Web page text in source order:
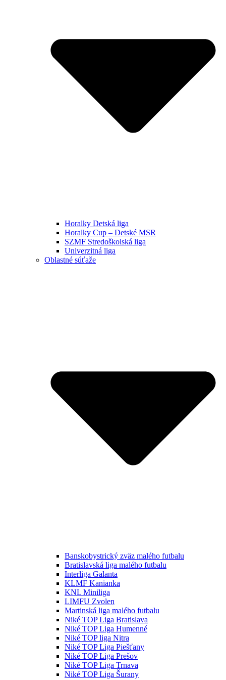
Horalky Detská liga
Horalky Cup – Detské MSR
SZMF Stredoškolská liga
Univerzitná liga
Oblastné súťaže
Banskobystrický zväz malého futbalu
Bratislavská liga malého futbalu
Interliga Galanta
KLMF Kanianka
KNL Miniliga
LIMFU Zvolen
Martinská liga malého futbalu
Niké TOP Liga Bratislava
Niké TOP Liga Humenné
Niké TOP liga Nitra
Niké TOP Liga Piešťany
Niké TOP Liga Prešov
Niké TOP Liga Trnava
Niké TOP Liga Šurany